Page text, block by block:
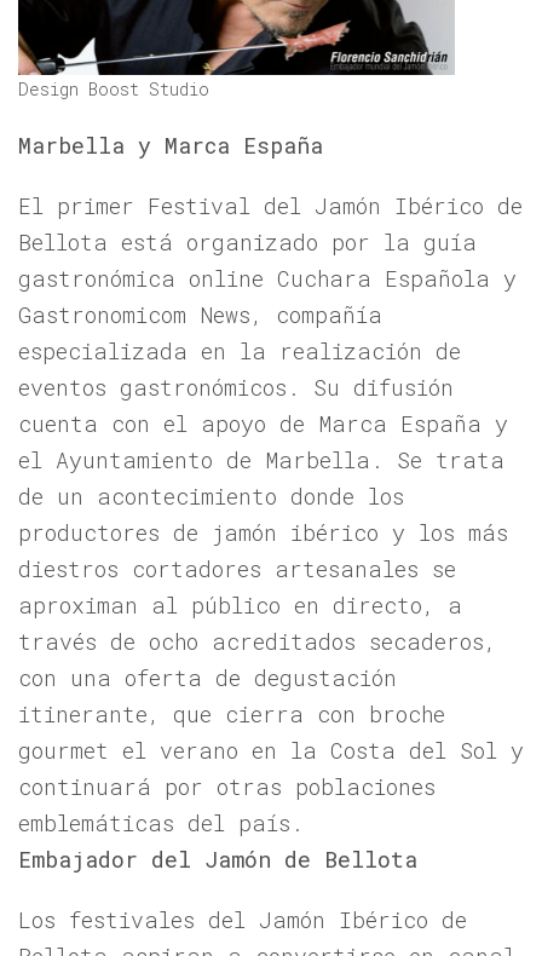
Design Boost Studio
Marbella y Marca España
El primer Festival del Jamón Ibérico de
Bellota está organizado por la guía
gastronómica online Cuchara Española y
Gastronomicom News, compañía
especializada en la realización de
eventos gastronómicos. Su difusión
cuenta con el apoyo de Marca España y
el Ayuntamiento de Marbella. Se trata
de un acontecimiento donde los
productores de jamón ibérico y los más
diestros cortadores artesanales se
aproximan al público en directo, a
través de ocho acreditados secaderos,
con una oferta de degustación
itinerante, que cierra con broche
gourmet el verano en la Costa del Sol y
continuará por otras poblaciones
emblemáticas del país.
Embajador del Jamón de Bellota
Los festivales del Jamón Ibérico de